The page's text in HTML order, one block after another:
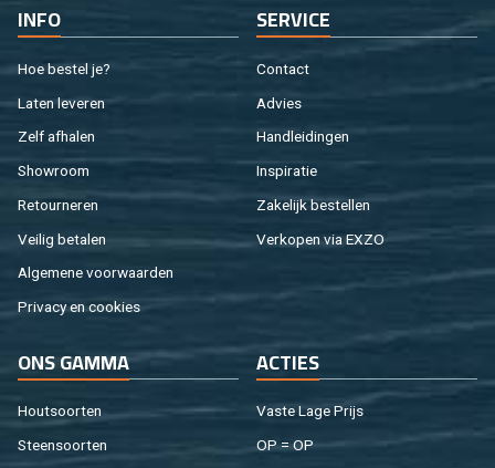
INFO
Hoe be­stel je?
Laten le­ve­ren
Zelf af­ha­len
Show­room
Re­tour­ne­ren
Vei­lig be­ta­len
Al­ge­me­ne voor­waar­den
Pri­va­cy en coo­kies
SER­VI­CE
Con­tact
Ad­vies
Hand­lei­din­gen
In­spi­ra­tie
Za­ke­lijk be­stel­len
Ver­ko­pen via EXZO
ONS GAMMA
Hout­soor­ten
Steen­soor­ten
AC­TIES
Vaste Lage Prijs
OP = OP